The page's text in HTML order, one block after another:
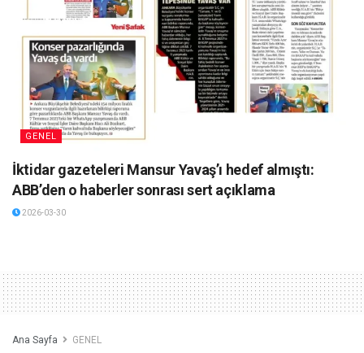
GENEL
İktidar gazeteleri Mansur Yavaş’ı hedef almıştı:
ABB’den o haberler sonrası sert açıklama
2026-03-30
Ana Sayfa GENEL